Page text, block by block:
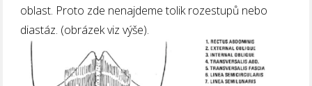
oblast. Proto zde nenajdeme tolik rozestupů nebo
diastáz. (obrázek viz výše).